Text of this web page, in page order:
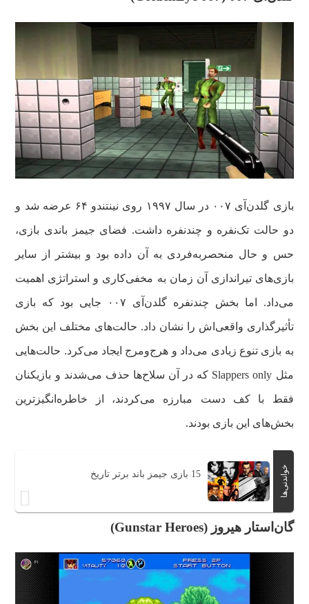
بازی گلدن‌آی ۰۰۷ در سال ۱۹۹۷ روی نینتندو ۶۴ عرضه شد و
دو حالت تک‌نفره و چندنفره داشت. فضای جیمز باندی بازی،
حس و حال منحصربه‌فردی به آن داده بود و بیشتر از سایر
بازی‌های تیراندازی آن زمان به مخفی‌کاری و استراتژی اهمیت
می‌داد. اما بخش چندنفره گلدن‌آی ۰۰۷ جایی بود که بازی
تأثیرگذاری واقعی‌اش را نشان داد. حالت‌های مختلف این بخش
به بازی تنوع زیادی می‌داد و هرج‌ومرج ایجاد می‌کرد. حالت‌هایی
مثل Slappers only که در آن سلاح‌ها حذف می‌شدند و بازیکنان
فقط با کف دست مبارزه می‌کردند، از خاطره‌انگیزترین
بخش‌های این بازی بودند.
خواندنی‌ها 15 بازی جیمز باند برتر تاریخ
گان‌استار هیروز (Gunstar Heroes)